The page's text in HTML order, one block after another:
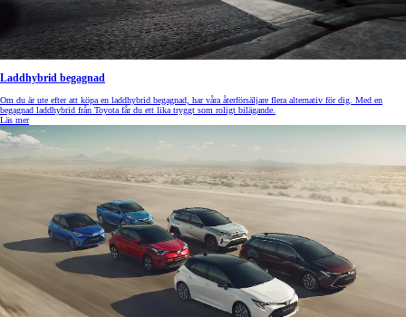
Laddhybrid begagnad
Om du är ute efter att köpa en laddhybrid begagnad, har våra återförsäljare flera alternativ för dig. Med en
begagnad laddhybrid från Toyota får du ett lika tryggt som roligt bilägande.
Läs mer